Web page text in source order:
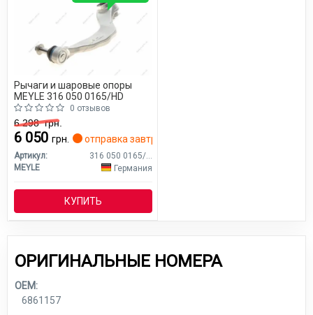
Рычаги и шаровые опоры
MEYLE 316 050 0165/HD
0 отзывов
6 298грн.
6 050 грн. отправка завтра
Артикул:
316 050 0165/HD
MEYLE
Германия
КУПИТЬ
ОРИГИНАЛЬНЫЕ НОМЕРА
OEM:
6861157